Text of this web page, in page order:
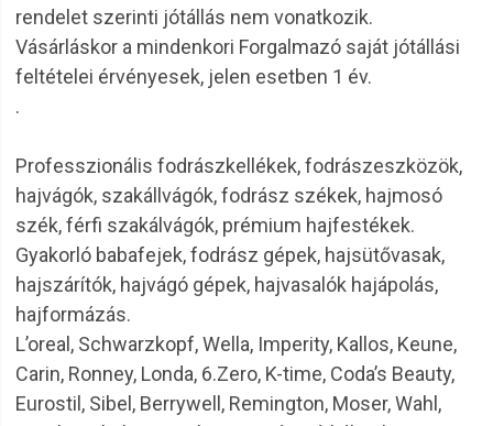
rendelet szerinti jótállás nem vonatkozik.
Vásárláskor a mindenkori Forgalmazó saját jótállási
feltételei érvényesek, jelen esetben 1 év.
.
Professzionális fodrászkellékek, fodrászeszközök,
hajvágók, szakállvágók, fodrász székek, hajmosó
szék, férfi szakálvágók, prémium hajfestékek.
Gyakorló babafejek, fodrász gépek, hajsütővasak,
hajszárítók, hajvágó gépek, hajvasalók hajápolás,
hajformázás.
L’oreal, Schwarzkopf, Wella, Imperity, Kallos, Keune,
Carin, Ronney, Londa, 6.Zero, K-time, Coda’s Beauty,
Eurostil, Sibel, Berrywell, Remington, Moser, Wahl,